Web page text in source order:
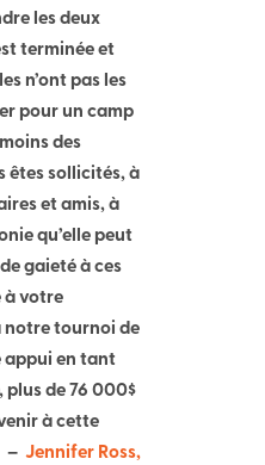
les deux
terminée et
n’ont pas les
pour un camp
des
êtes sollicités, à
et amis, à
qu’elle peut
gaieté à ces
à votre
tournoi de
appui en tant
de 76 000$
à cette
– Jennifer Ross,